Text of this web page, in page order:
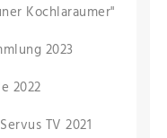
Kochlaraumer"
2023
2022
TV 2021